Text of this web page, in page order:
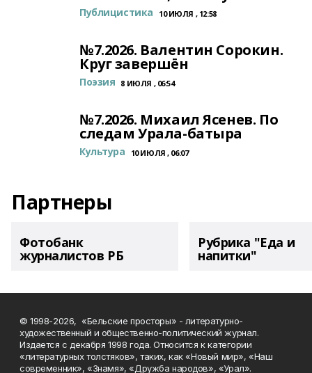
Публицистика 10 ИЮЛЯ , 12:58
№7.2026. Валентин Сорокин.
Круг завершён
Поэзия 8 ИЮЛЯ , 06:54
№7.2026. Михаил Ясенев. По
следам Урала-батыра
Культура 10 ИЮЛЯ , 06:07
Партнеры
Фотобанк
журналистов РБ
Рубрика "Еда и
напитки"
© 1998-2026, «Бельские просторы» - литературно-
художественный и общественно-политический журнал.
Издается с декабря 1998 года. Относится к категории
«литературных толстяков», таких, как «Новый мир», «Наш
современник», «Знамя», «Дружба народов», «Урал».